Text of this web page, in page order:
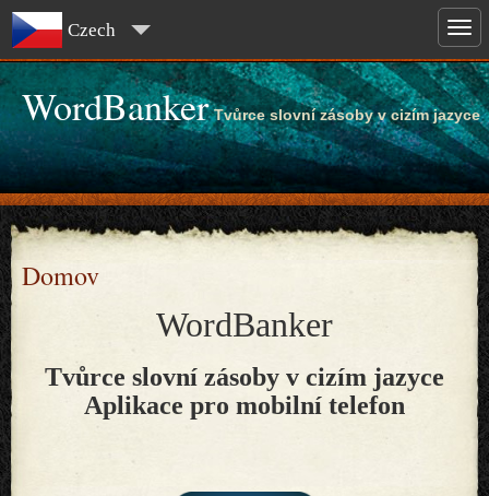
Czech
WordBanker Tvůrce slovní zásoby v cizím jazyce
Domov
WordBanker
Tvůrce slovní zásoby v cizím jazyce
Aplikace pro mobilní telefon